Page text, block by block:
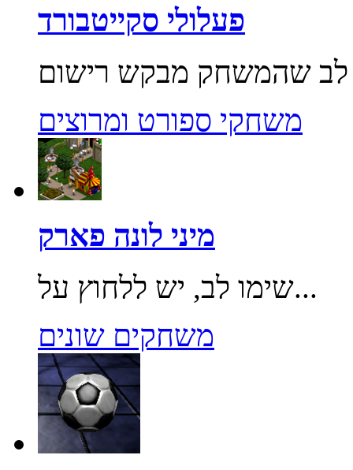
פעלולי סקייטבורד
משחקי ספורט ומרוצים
מיני לונה פארק
שימו לב, יש ללחוץ על...
משחקים שונים